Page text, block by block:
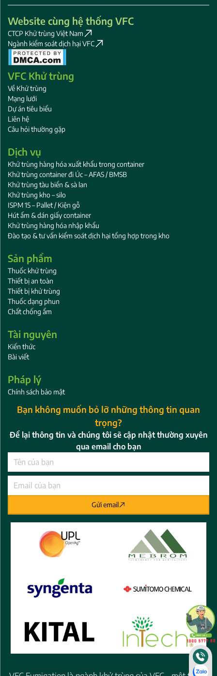
Website cùng hệ thống VFC
CTCP Khử trùng Việt Nam
Ngành kiểm soát dịch hại VFC
VFC Khử trùng
Về Khử trùng
Mạng lưới
Dự án tiêu biểu
Liên hệ
Câu hỏi thường gặp
Dịch vụ
Khử trùng hàng hóa xuất khẩu trong container
Khử trùng container đi Úc – AFAS / BMSB
Khử trùng tàu biển & sà lan
Khử trùng kho – silo
ISPM 15 – Pallet / Kiện gỗ
Hút ẩm & dán giấy container
Khử trùng hàng hóa nhập khẩu
Đào tạo & tư vấn kiểm soát dịch hại tổng hợp trong kho
Sản phẩm
Thuốc khử trùng
Thiết bị an toàn
Thiết bị khử trùng
Thuốc dạng phun
Chất chống ẩm
Tài nguyên
Kiến thức
Bài viết
Pháp lý
Chính sách bảo mật
Bạn không muốn bỏ lỡ những thông tin quan
trọng?
Để lại thông tin và chúng tôi sẽ cập nhật thường xuyên
qua email cho bạn
Gửi email